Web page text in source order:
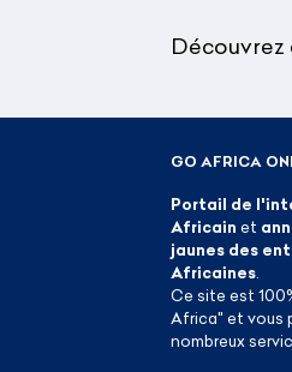
GO AFRICA
Portail de
Africain et
jaunes des
Africaines
Ce site est
Africa" et vous
nombreux